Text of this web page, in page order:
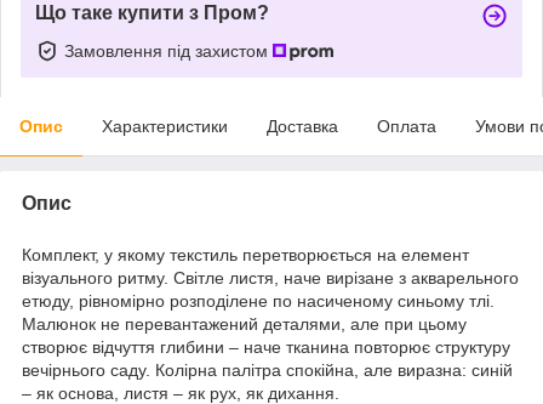
Що таке купити з Пром?
Замовлення під захистом
Опис Характеристики Доставка Оплата Умови
Опис
Комплект, у якому текстиль перетворюється на елемент
візуального ритму. Світле листя, наче вирізане з акварельного
етюду, рівномірно розподілене по насиченому синьому тлі.
Малюнок не перевантажений деталями, але при цьому
створює відчуття глибини – наче тканина повторює структуру
вечірнього саду. Колірна палітра спокійна, але виразна: синій
– як основа, листя – як рух, як дихання.